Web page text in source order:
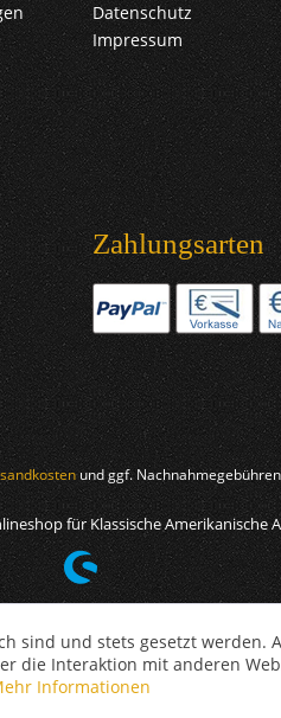
Datenschutz
Impressum
Zahlungsarten
und ggf.
für Klassische Amerikanische
sind und stets gesetzt werden.
die Interaktion mit anderen
Informationen